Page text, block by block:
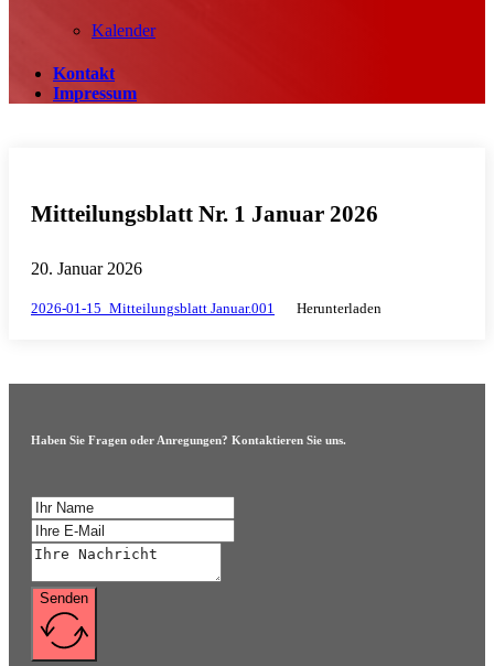
Kalender
Kontakt
Impressum
Mitteilungsblatt Nr. 1 Januar 2026
20. Januar 2026
2026-01-15_Mitteilungsblatt Januar.001 Herunterladen
Haben Sie Fragen oder Anregungen? Kontaktieren Sie uns.
Senden